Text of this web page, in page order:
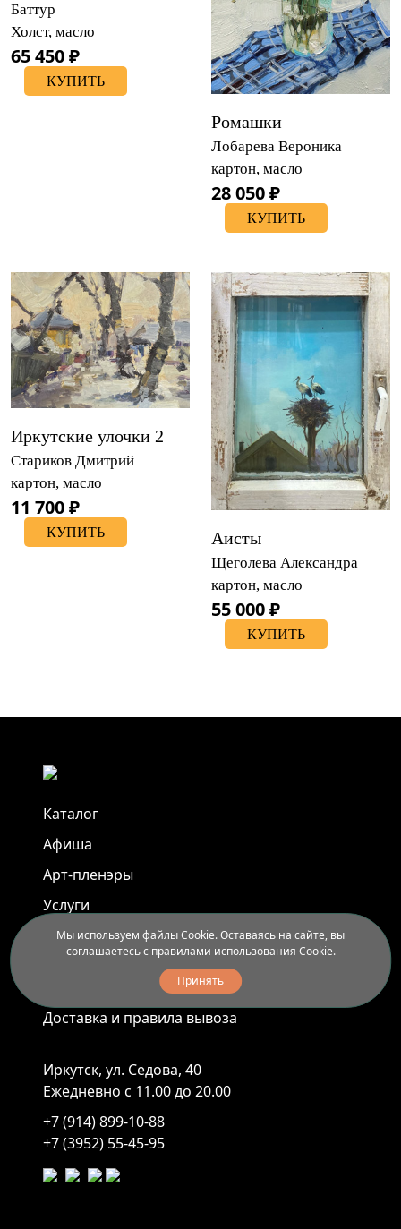
Баттур
Холст, масло
65 450 ₽
КУПИТЬ
Ромашки
Лобарева Вероника
картон, масло
28 050 ₽
КУПИТЬ
Иркутские улочки 2
Стариков Дмитрий
картон, масло
11 700 ₽
КУПИТЬ Аисты
Щеголева Александра
картон, масло
55 000 ₽
КУПИТЬ
Каталог
Афиша
Арт-пленэры
Услуги
Новости
Доставка и правила вывоза
Иркутск, ул. Седова, 40
Ежедневно с 11.00 до 20.00
+7 (914) 899-10-88
+7 (3952) 55-45-95
Мы используем файлы Cookie. Оставаясь на сайте, вы
соглашаетесь с правилами использования Cookie.
Принять